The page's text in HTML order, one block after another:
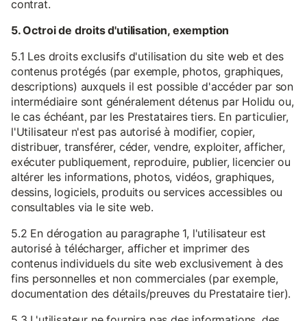
contrat.
5. Octroi de droits d'utilisation, exemption
5.1 Les droits exclusifs d'utilisation du site web et des
contenus protégés (par exemple, photos, graphiques,
descriptions) auxquels il est possible d'accéder par son
intermédiaire sont généralement détenus par Holidu ou,
le cas échéant, par les Prestataires tiers. En particulier,
l'Utilisateur n'est pas autorisé à modifier, copier,
distribuer, transférer, céder, vendre, exploiter, afficher,
exécuter publiquement, reproduire, publier, licencier ou
altérer les informations, photos, vidéos, graphiques,
dessins, logiciels, produits ou services accessibles ou
consultables via le site web.
5.2 En dérogation au paragraphe 1, l'utilisateur est
autorisé à télécharger, afficher et imprimer des
contenus individuels du site web exclusivement à des
fins personnelles et non commerciales (par exemple,
documentation des détails/preuves du Prestataire tier).